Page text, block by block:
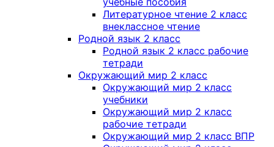
Литературное чтение 2 класс
внеклассное чтение
Родной язык 2 класс
Родной язык 2 класс рабочие
тетради
Окружающий мир 2 класс
Окружающий мир 2 класс
учебники
Окружающий мир 2 класс
рабочие тетради
Окружающий мир 2 класс ВПР